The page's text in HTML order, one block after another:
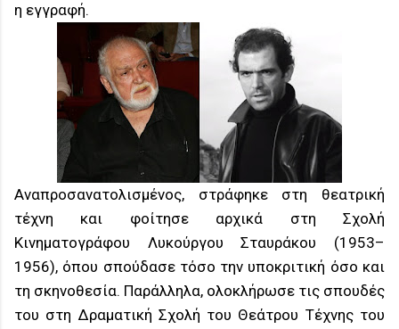
η εγγραφή.
Αναπροσανατολισμένος, στράφηκε στη θεατρική
τέχνη και φοίτησε αρχικά στη Σχολή
Κινηματογράφου Λυκούργου Σταυράκου (1953–
1956), όπου σπούδασε τόσο την υποκριτική όσο και
τη σκηνοθεσία. Παράλληλα, ολοκλήρωσε τις σπουδές
του στη Δραματική Σχολή του Θεάτρου Τέχνης του